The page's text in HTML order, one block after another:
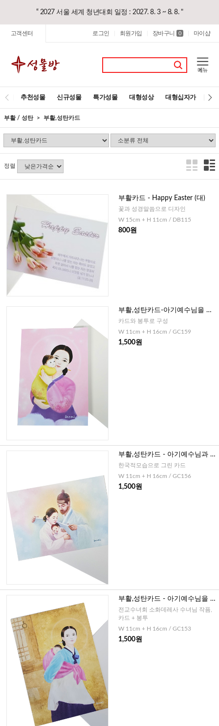
“ 2027 서울 세계 청년대회 일정 : 2027. 8. 3 ~ 8. 8. "
고객센터 로그인 회원가입 장바구니 0 마이샵
추천성물 신규성물 특가성물 대형성상 대형십자가 레
부활 / 성탄 부활,성탄카드
정렬
부활카드 - Happy Easter (대)
꽃과 성경말씀으로 디자인
W 15cm + H 11cm / DB115
800원
부활,성탄카드-아기예수님을 품
고있는 성모님
카드와 봉투로 구성
W 11cm + H 16cm / GC159
1,500원
부활,성탄카드 - 아기예수님과 함
께하는 성가정
한국적모습으로 그린 카드
W 11cm + H 16cm / GC156
1,500원
부활,성탄카드 - 아기예수님을 업
고있는 성모님
전교수녀회 소화데레사 수녀님 작픔,
카드 + 봉투
W 11cm + H 16cm / GC153
1,500원